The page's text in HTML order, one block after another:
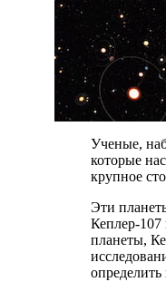
Ученые,
которые
крупное
Эти
Кеплер-
планеты,